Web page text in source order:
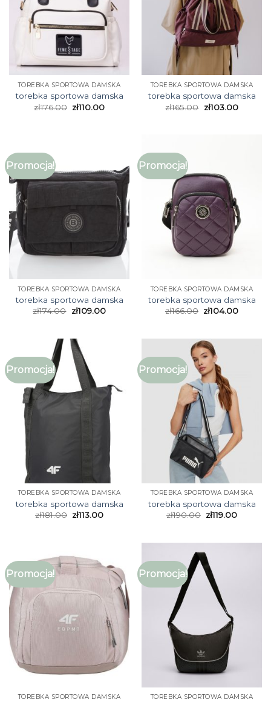
TOREBKA SPORTOWA DAMSKA
torebka sportowa damska
zł176.00 zł110.00
TOREBKA SPORTOWA DAMSKA
torebka sportowa damska
zł165.00 zł103.00
Promocja!
TOREBKA SPORTOWA DAMSKA
torebka sportowa damska
zł174.00 zł109.00
Promocja!
TOREBKA SPORTOWA DAMSKA
torebka sportowa damska
zł166.00 zł104.00
Promocja!
TOREBKA SPORTOWA DAMSKA
torebka sportowa damska
zł181.00 zł113.00
Promocja!
TOREBKA SPORTOWA DAMSKA
torebka sportowa damska
zł190.00 zł119.00
Promocja!
TOREBKA SPORTOWA DAMSKA
Promocja!
TOREBKA SPORTOWA DAMSKA